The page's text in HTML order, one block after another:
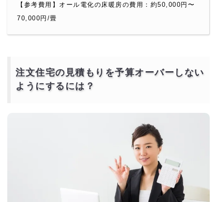
【参考費用】オール電化の床暖房の費用：約50,000円〜
70,000円/畳
注文住宅の見積もりを予算オーバーしない
ようにするには？